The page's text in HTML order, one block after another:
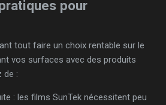
pour
tout faire un choix rentable sur le
vos surfaces avec des produits
de :
: les films SunTek nécessitent peu